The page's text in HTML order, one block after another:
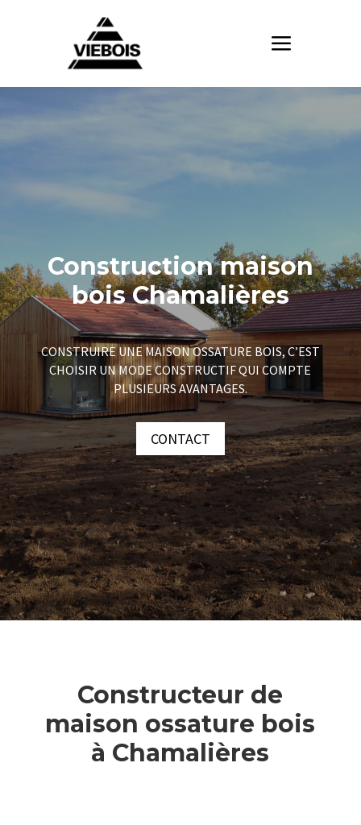
Construction maison
bois Chamalières
CONSTRUIRE UNE MAISON OSSATURE BOIS, C’EST
CHOISIR UN MODE CONSTRUCTIF QUI COMPTE
PLUSIEURS AVANTAGES.
CONTACT
Constructeur de
maison ossature bois
à Chamalières